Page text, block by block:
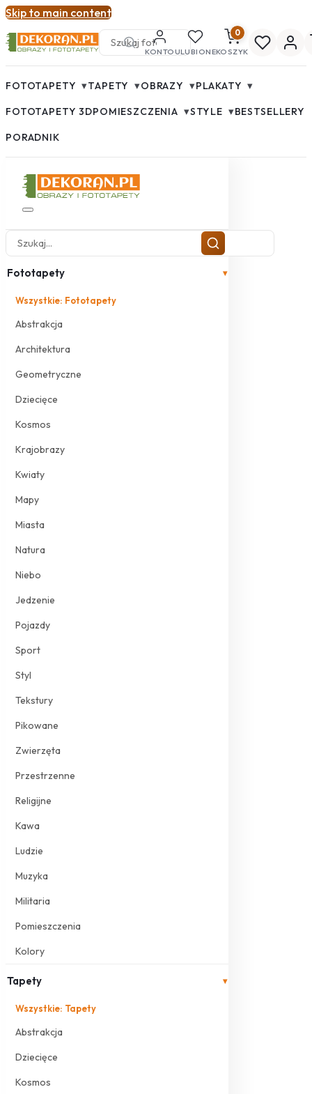
Skip to main content
KONTOULUBIONE
0
KOSZYK
FOTOTAPETY ▾TAPETY ▾OBRAZY ▾PLAKATY ▾
FOTOTAPETY 3DPOMIESZCZENIA ▾STYLE ▾BESTSELLERY
PORADNIK
Fototapety ▾
Wszystkie: Fototapety
Abstrakcja
Architektura
Geometryczne
Dziecięce
Kosmos
Krajobrazy
Kwiaty
Mapy
Miasta
Natura
Niebo
Jedzenie
Pojazdy
Sport
Styl
Tekstury
Pikowane
Zwierzęta
Przestrzenne
Religijne
Kawa
Ludzie
Muzyka
Militaria
Pomieszczenia
Kolory
Tapety ▾
Wszystkie: Tapety
Abstrakcja
Dziecięce
Kosmos